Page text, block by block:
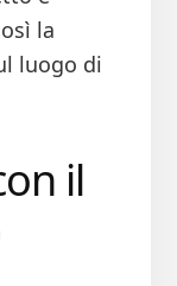
la
luogo di
il